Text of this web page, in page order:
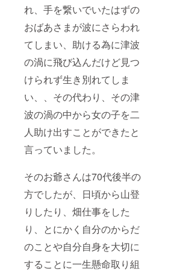
れ、手を繋いでいたはずの
おばあさまが波にさらわれ
てしまい、助ける為に津波
の渦に飛び込んだけど見つ
けられず生き別れてしま
い、、その代わり、その津
波の渦の中から女の子を二
人助け出すことができたと
言っていました。
そのお爺さんは70代後半の
方でしたが、日頃から山登
りしたり、畑仕事をした
り、とにかく自分のからだ
のことや自分自身を大切に
することに一生懸命取り組